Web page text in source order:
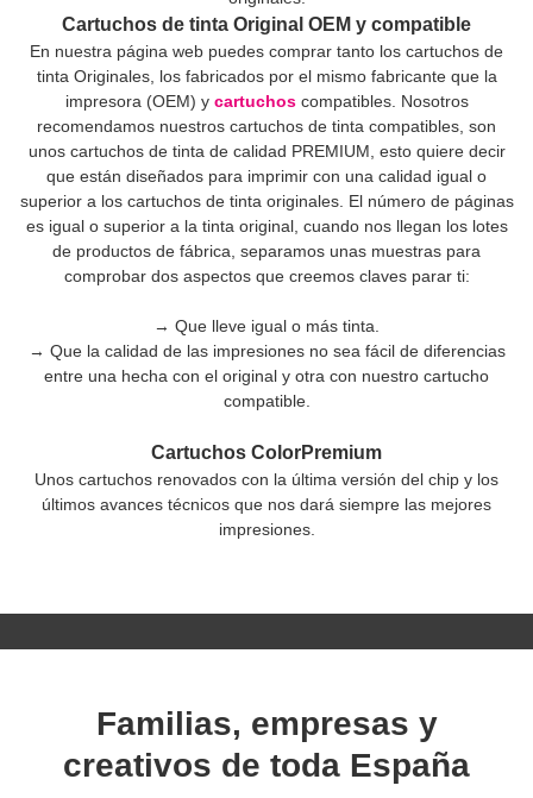
Cartuchos de tinta Original OEM y compatible
En nuestra página web puedes comprar tanto los cartuchos de
tinta Originales, los fabricados por el mismo fabricante que la
impresora (OEM) y cartuchoscompatibles. Nosotros
recomendamos nuestros cartuchos de tinta compatibles, son
unos cartuchos de tinta de calidad PREMIUM, esto quiere decir
que están diseñados para imprimir con una calidad igual o
superior a los cartuchos de tinta originales. El número de páginas
es igual o superior a la tinta original, cuando nos llegan los lotes
de productos de fábrica, separamos unas muestras para
comprobar dos aspectos que creemos claves parar ti:
→ Que lleve igual o más tinta.
→ Que la calidad de las impresiones no sea fácil de diferencias
entre una hecha con el original y otra con nuestro cartucho
compatible.
Cartuchos ColorPremium
Unos cartuchos renovados con la última versión del chip y los
últimos avances técnicos que nos dará siempre las mejores
impresiones.
Familias, empresas y
creativos de toda España